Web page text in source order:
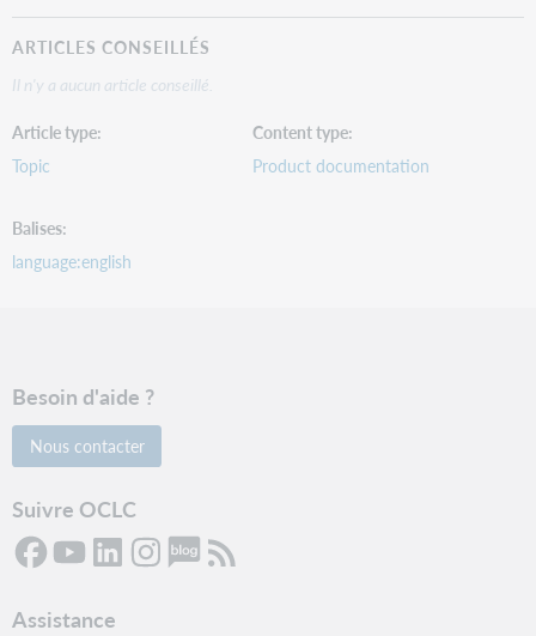
ARTICLES CONSEILLÉS
Il n'y a aucun article conseillé.
Article type
Topic
Content type
Product documentation
Balises
language:english
Besoin d'aide ?
Nous contacter
Suivre OCLC
Assistance